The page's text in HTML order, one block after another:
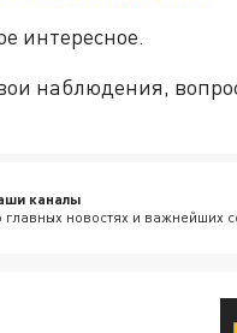
интересное.
наблюдения,
каналы
новостях и важнейших